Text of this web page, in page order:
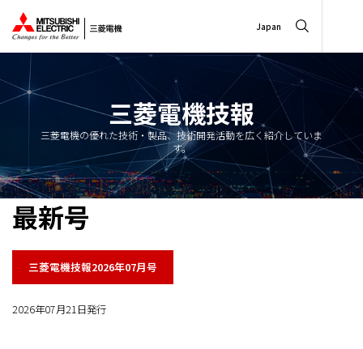
Japan
三菱電機技報
三菱電機の優れた技術・製品、技術開発活動を広く紹介していま
す。
最新号
三菱電機技報2026年07月号
2026年07月21日発行